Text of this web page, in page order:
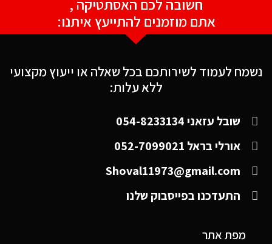
חשובה לכם האסתטיקה ,
אתם מוזמנים להתייעץ איתנו:
נשמח לעמוד לשירותכם בכל שאלה או ייעוץ מקצועי
ללא עלות:
שובל עזאני 054-8233134
אורלי בראל 052-7099021
Shoval11973@gmail.com
התעדכנו בפייסבוק שלנו
מפת אתר